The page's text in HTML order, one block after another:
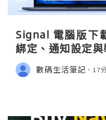
Signal 電腦版下
綁定、通知設定
數碼生活筆記 17